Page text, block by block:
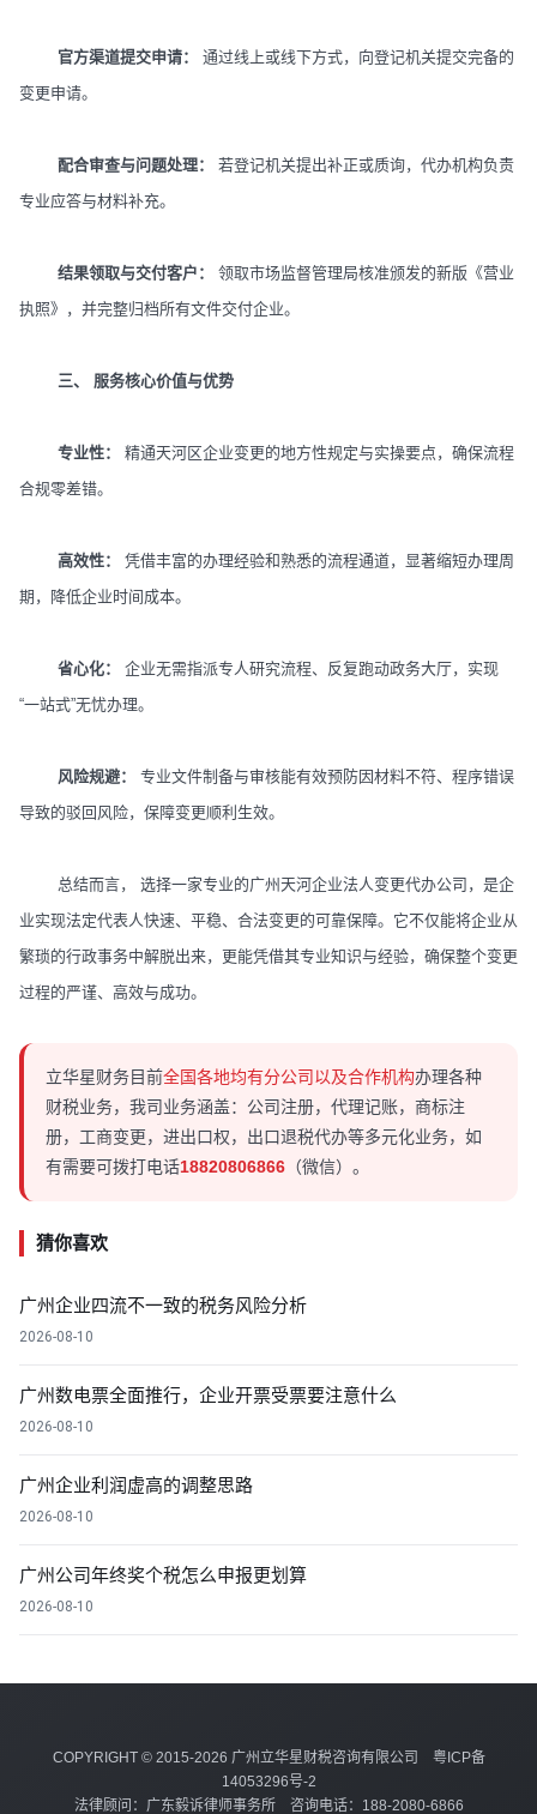
官方渠道提交申请： 通过线上或线下方式，向登记机关提交完备的
变更申请。
配合审查与问题处理：
若登记机关提出补正或质询，代办机构负责
专业应答与材料补充。
结果领取与交付客户：
领取市场监督管理局核准颁发的新版《营业
执照》，并完整归档所有文件交付企业。
三、 服务核心价值与优势
专业性：
精通天河区企业变更的地方性规定与实操要点，确保流程
合规零差错。
高效性：
凭借丰富的办理经验和熟悉的流程通道，显著缩短办理周
期，降低企业时间成本。
省心化：
企业无需指派专人研究流程、反复跑动政务大厅，实现
“一站式”无忧办理。
风险规避：
专业文件制备与审核能有效预防因材料不符、程序错误
导致的驳回风险，保障变更顺利生效。
总结而言， 选择一家专业的广州天河企业法人变更代办公司，是企
业实现法定代表人快速、平稳、合法变更的可靠保障。它不仅能将企业从
繁琐的行政事务中解脱出来，更能凭借其专业知识与经验，确保整个变更
过程的严谨、高效与成功。
立华星财务目前全国各地均有分公司以及合作机构办理各种
财税业务，我司业务涵盖：公司注册，代理记账，商标注
册，工商变更，进出口权，出口退税代办等多元化业务，如
有需要可拨打电话18820806866 （微信）。
猜你喜欢
广州企业四流不一致的税务风险分析
2026-08-10
广州数电票全面推行，企业开票受票要注意什么
2026-08-10
广州企业利润虚高的调整思路
2026-08-10
广州公司年终奖个税怎么申报更划算
2026-08-10
COPYRIGHT © 2015-2026 广州立华星财税咨询有限公司 粤ICP备
14053296号-2
法律顾问：广东毅诉律师事务所 咨询电话：188-2080-6866